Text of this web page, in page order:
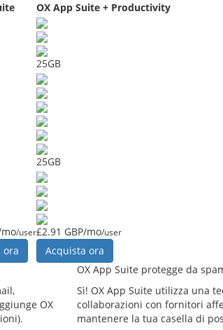
OX App Suite + Productivity
25GB
25GB
/user
ora
£2.91 GBP/mo/user
Acquista ora
OX
OX App Suite protegge da
Sì! OX App Suite utilizza una
collaborazioni con fornitori
mantenere la tua casella di